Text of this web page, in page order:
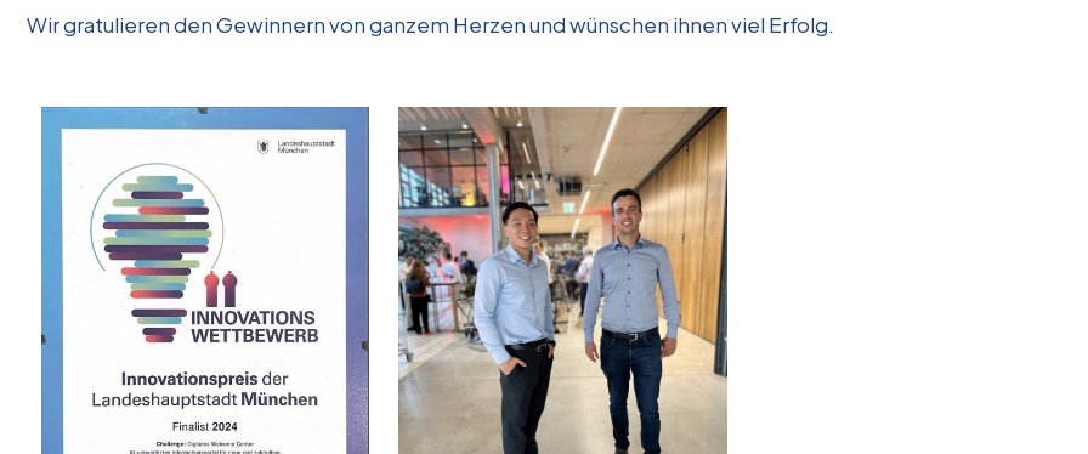
Wir gratulieren den Gewinnern von ganzem Herzen und wünschen ihnen viel Erfolg.